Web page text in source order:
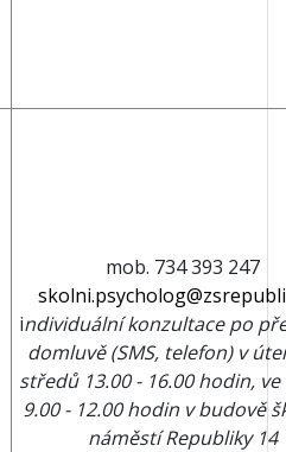
mob. 734 393 247
individuální konzultace po
domluvě (SMS, telefon) v
středů 13.00 - 16.00 hodin,
9.00 - 12.00 hodin v budově
náměstí Republiky 14